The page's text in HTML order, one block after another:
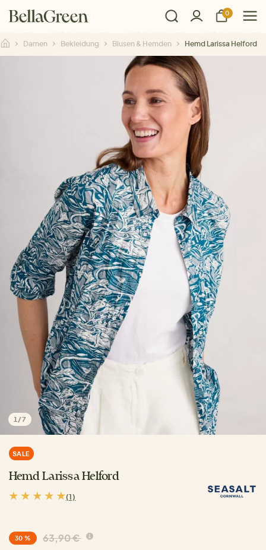
0
Damen Bekleidung Blusen & Hemden Hemd Larissa Helford
1 /7
SALE
Hemd Larissa Helford
(1)
30 % 63,90 €